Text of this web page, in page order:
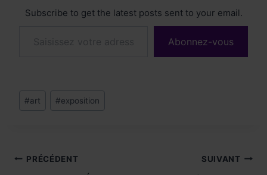
Subscribe to get the latest posts sent to your email.
Abonnez-vous
Étiquettes
de
#art #exposition
Navigation
PRÉCÉDENT SUIVANT